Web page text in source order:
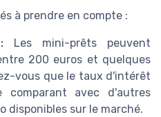
à prendre en compte :
: Les mini-prêts peuvent
200 euros et quelques
vous que le taux d'intérêt
avec d'autres
disponibles sur le marché.